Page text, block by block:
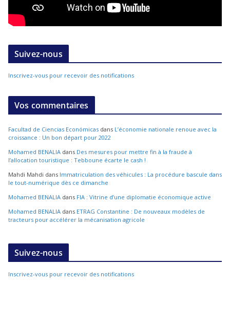
Suivez-nous
Inscrivez-vous pour recevoir des notifications
Vos commentaires
Facultad de Ciencias Económicas dans L’économie nationale renoue avec la
croissance : Un bon départ pour 2022
Mohamed BENALIA dans Des mesures pour mettre fin à la fraude à
l’allocation touristique : Tebboune écarte le cash !
Mahdi Mahdi dans Immatriculation des véhicules : La procédure bascule dans
le tout-numérique dès ce dimanche
Mohamed BENALIA dans FIA : Vitrine d’une diplomatie économique active
Mohamed BENALIA dans ETRAG Constantine : De nouveaux modèles de
tracteurs pour accélérer la mécanisation agricole
Suivez-nous
Inscrivez-vous pour recevoir des notifications